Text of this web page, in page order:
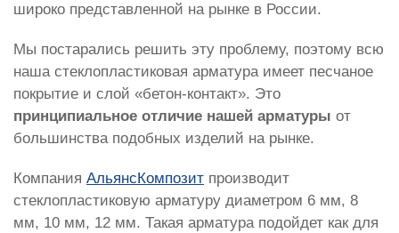
широко представленной на рынке в России.
Мы постарались решить эту проблему, поэтому всю
наша стеклопластиковая арматура имеет песчаное
покрытие и слой «бетон-контакт». Это
принципиальное отличие нашей арматуры от
большинства подобных изделий на рынке.
Компания АльянсКомпозит производит
стеклопластиковую арматуру диаметром 6 мм, 8
мм, 10 мм, 12 мм. Такая арматура подойдет как для